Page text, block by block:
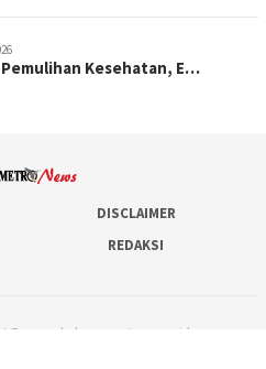
Pemulihan Kesehatan, E…
DISCLAIMER
REDAKSI
Reserved - koranmetronews.id